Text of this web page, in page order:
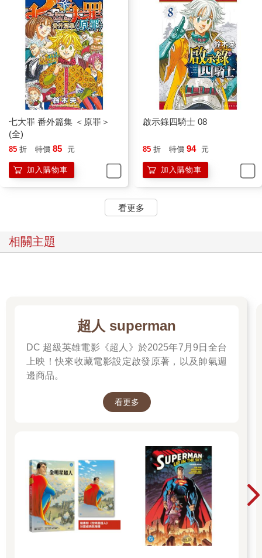
七大罪 番外篇集 ＜原罪＞
(全)
85 折 特價 85 元
加入購物車
啟示錄四騎士 08
85 折 特價 94 元
加入購物車
看更多
相關主題
超人 superman
DC 超級英雄電影《超人》於2025年7月9日全台
上映！快來收藏電影設定啟發原著，以及帥氣週
邊商品。
看更多